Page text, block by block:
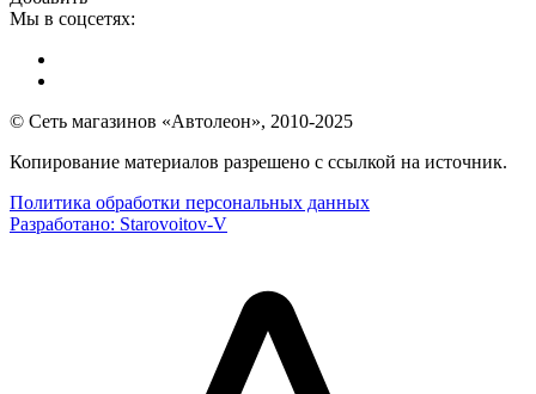
Мы в соцсетях:
© Сеть магазинов «Автолеон», 2010-2025
Копирование материалов разрешено с ссылкой на источник.
Политика обработки персональных данных
Разработано: Starovoitov-V